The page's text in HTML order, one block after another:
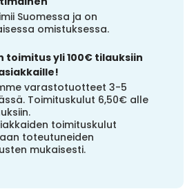
Suomessa ja on
omistuksessa.
toimitus yli 100€ tilauksiin
varastotuotteet 3-5
Toimituskulut 6,50€ alle
toimituskulut
toteutuneiden
mukaisesti.